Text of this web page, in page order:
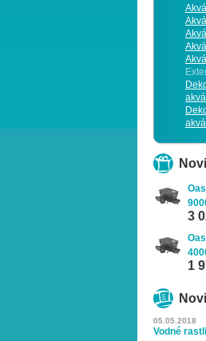
3
1
05.05.2018
Vodné